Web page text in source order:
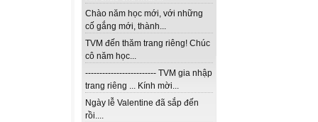
Chào năm học mới, với những
cố gắng mới, thành...
TVM đến thăm trang riêng! Chúc
cô năm học...
------------------------- TVM gia nhập
trang riêng ... Kính mời...
Ngày lễ Valentine đã sắp đến
rồi....